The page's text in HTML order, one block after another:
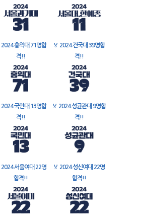
2024 홍익대 71명합
격!!
🏅 2024 건국대 39명합
격!!
2024 국민대 13명합
격!!
🏅 2024 성균관대 9명합
격!!
2024 서울여대 22명
합격!!
🏅 2024 성신여대 22명
합격!!